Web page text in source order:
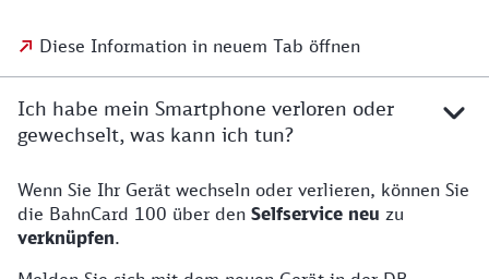
Diese Information in neuem Tab öffnen
Ich habe mein Smartphone verloren oder
gewechselt, was kann ich tun?
Wenn Sie Ihr Gerät wechseln oder verlieren, können Sie
die BahnCard 100 über den Selfservice neu zu
verknüpfen.